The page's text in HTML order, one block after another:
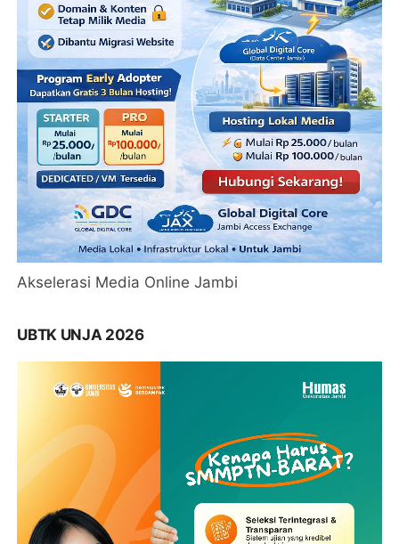
Akselerasi Media Online Jambi
UBTK UNJA 2026